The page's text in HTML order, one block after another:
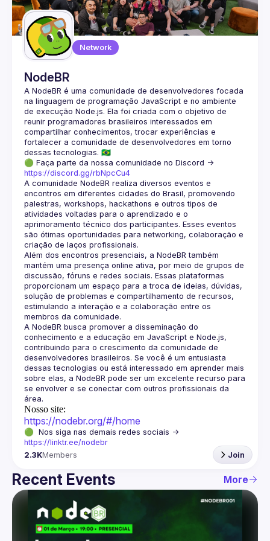
Guilds
Network
NodeBR
A NodeBR é uma comunidade de desenvolvedores focada
na linguagem de programação JavaScript e no ambiente
de execução Node.js. Ela foi criada com o objetivo de
reunir programadores brasileiros interessados em
compartilhar conhecimentos, trocar experiências e
fortalecer a comunidade de desenvolvedores em torno
🟢 Faça parte da nossa comunidade no Discord ->
https://discord.gg/rbNpcCu4
A comunidade NodeBR realiza diversos eventos e
encontros em diferentes cidades do Brasil, promovendo
palestras, workshops, hackathons e outros tipos de
atividades voltadas para o aprendizado e o
aprimoramento técnico dos participantes. Esses eventos
são ótimas oportunidades para networking, colaboração e
Além dos encontros presenciais, a NodeBR também
mantém uma presença online ativa, por meio de grupos de
discussão, fóruns e redes sociais. Essas plataformas
proporcionam um espaço para a troca de ideias, dúvidas,
solução de problemas e compartilhamento de recursos,
estimulando a interação e a colaboração entre os
A NodeBR busca promover a disseminação do
conhecimento e a educação em JavaScript e Node.js,
contribuindo para o crescimento da comunidade de
desenvolvedores brasileiros. Se você é um entusiasta
dessas tecnologias ou está interessado em aprender mais
sobre elas, a NodeBR pode ser um excelente recurso para
se envolver e se conectar com outros profissionais da
Nosso site:
https://nodebr.org/#/home
https://linktr.ee/nodebr
2.3KMembers Join
Recent Events More